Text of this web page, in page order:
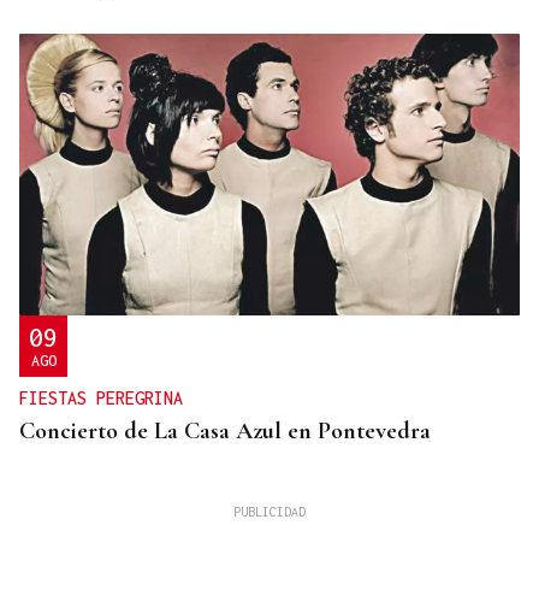
09
AGO
FIESTAS PEREGRINA
Concierto de La Casa Azul en Pontevedra